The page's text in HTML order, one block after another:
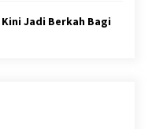
Jadi Berkah Bagi